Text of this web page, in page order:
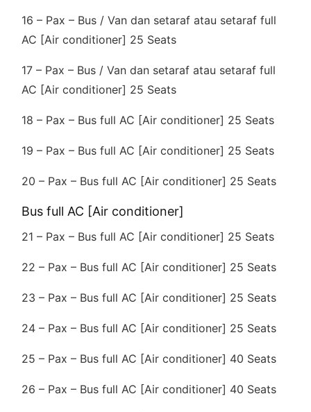
16 – Pax – Bus / Van dan setaraf atau setaraf full
AC [Air conditioner] 25 Seats
17 – Pax – Bus / Van dan setaraf atau setaraf full
AC [Air conditioner] 25 Seats
18 – Pax – Bus full AC [Air conditioner] 25 Seats
19 – Pax – Bus full AC [Air conditioner] 25 Seats
20 – Pax – Bus full AC [Air conditioner] 25 Seats
Bus full AC [Air conditioner]
21 – Pax – Bus full AC [Air conditioner] 25 Seats
22 – Pax – Bus full AC [Air conditioner] 25 Seats
23 – Pax – Bus full AC [Air conditioner] 25 Seats
24 – Pax – Bus full AC [Air conditioner] 25 Seats
25 – Pax – Bus full AC [Air conditioner] 40 Seats
26 – Pax – Bus full AC [Air conditioner] 40 Seats